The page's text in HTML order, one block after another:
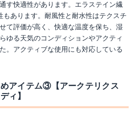
す快適性があります。エラステイン繊
もあります。耐風性と耐水性はテクスチ
て評価が高く、快適な温度を保ち、湿
ゆる天気のコンディションやアクティ
。アクティブな使用にも対応している
アイテム③【アークテリクス
ィ】